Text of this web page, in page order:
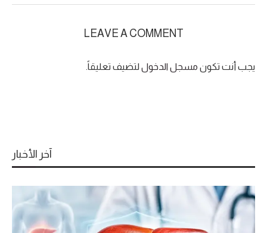
LEAVE A COMMENT
يجب أنت تكون مسجل الدخول لتضيف تعليقاً.
آخر الأخبار